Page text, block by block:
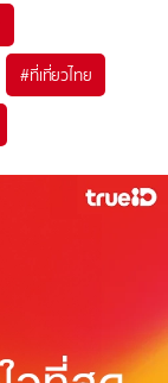
#ที่เที่ยวไทย